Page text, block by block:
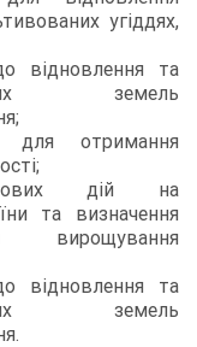
угіддях,
відновлення та
земель
для отримання
дій на
та визначення
вирощування
відновлення та
земель